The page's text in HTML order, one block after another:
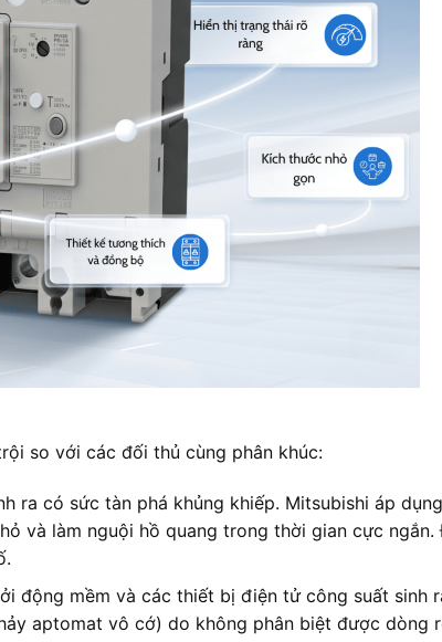
so với các đối thủ cùng phân khúc:
ra có sức tàn phá khủng khiếp. Mitsubishi áp
và làm nguội hồ quang trong thời gian cực ngắn.
động mềm và các thiết bị điện tử công suất sinh
aptomat vô cớ) do không phân biệt được dòng